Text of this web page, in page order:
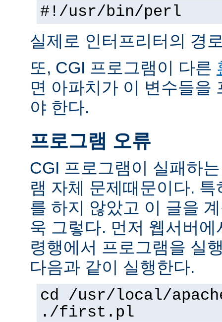
#!/usr/bin/perl
실제로 인터프리터의 경
또, CGI 프로그램이 다른
면 아파치가 이 변수들을
야 한다.
프로그램 오류
CGI 프로그램이 실패하
램 자체 문제때문이다.
를 하지 않았고 이 글을
욱 그렇다. 먼저 웹서버
령행에서 프로그램을 실
다음과 같이 실행한다.
cd /usr/local/
./first.pl